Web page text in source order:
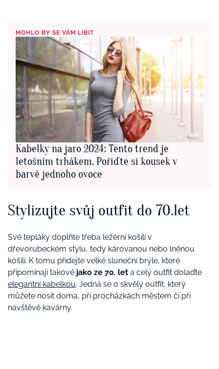
MOHLO BY SE VÁM LÍBIT
Kabelky na jaro 2024: Tento trend je
letošním trhákem. Pořiďte si kousek v
barvě jednoho ovoce
Stylizujte svůj outfit do 70.let
Své tepláky doplňte třeba ležérní košilí v
dřevorubeckém stylu, tedy károvanou nebo lněnou
košilí. K tomu přidejte velké sluneční brýle, které
připomínají takové jako ze 70. let a celý outfit dolaďte
elegantní kabelkou. Jedná se o skvělý outfit, který
můžete nosit doma, při procházkách městem či při
návštěvě kavárny.